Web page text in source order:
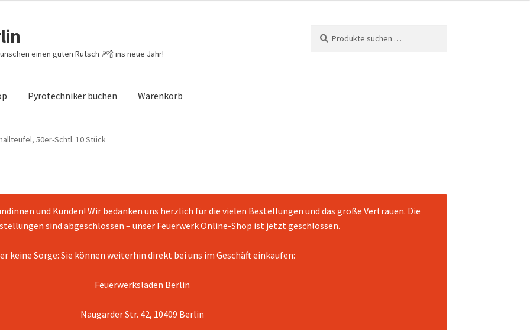
einen guten Rutsch 🎆🍾 ins neue Jahr!
nach:
Pyrotechniker buchen Warenkorb
von Bewertungen Feuerwerk-Shop
50er-Schtl. 10 Stück
und Kunden! Wir bedanken uns herzlich für die vielen Bestellungen und das große Vertrauen. Die
sind abgeschlossen – unser Feuerwerk Online-Shop ist jetzt geschlossen.
keine Sorge: Sie können weiterhin direkt bei uns im Geschäft einkaufen:
Feuerwerksladen Berlin
Naugarder Str. 42, 10409 Berlin